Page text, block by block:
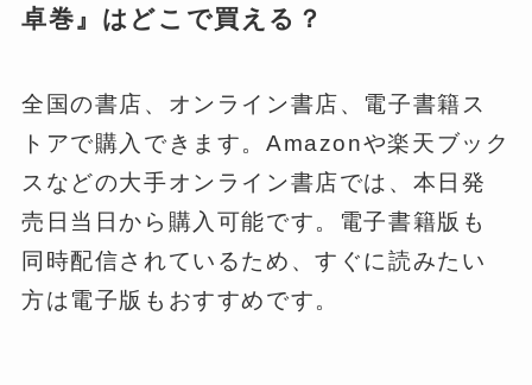
卓巻』はどこで買える？
全国の書店、オンライン書店、電子書籍ス
トアで購入できます。Amazonや楽天ブック
スなどの大手オンライン書店では、本日発
売日当日から購入可能です。電子書籍版も
同時配信されているため、すぐに読みたい
方は電子版もおすすめです。